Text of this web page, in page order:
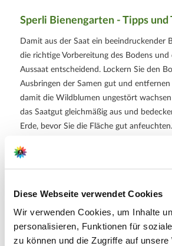
Diese Webseite verwendet Cookies
Wir verwenden Cookies, um Inhalte
personalisieren, Funktionen für
zu können und die Zugriffe auf unsere
Sperli Bienengarten - Tipps und
Damit aus der Saat ein beeindruckender
die richtige Vorbereitung des Bodens und
Aussaat entscheidend. Lockern Sie den
Ausbringen der Samen gut und entfernen
damit die Wildblumen ungestört wachsen
das Saatgut gleichmäßig aus und
Erde, bevor Sie die Fläche gut
die Blütenentwicklung. Während der
Saat gleichmäßig feucht halten, ohne
Blumenwiesen oder Randbereiche, in
ungehindert entfalten können.
Weitere Informationen